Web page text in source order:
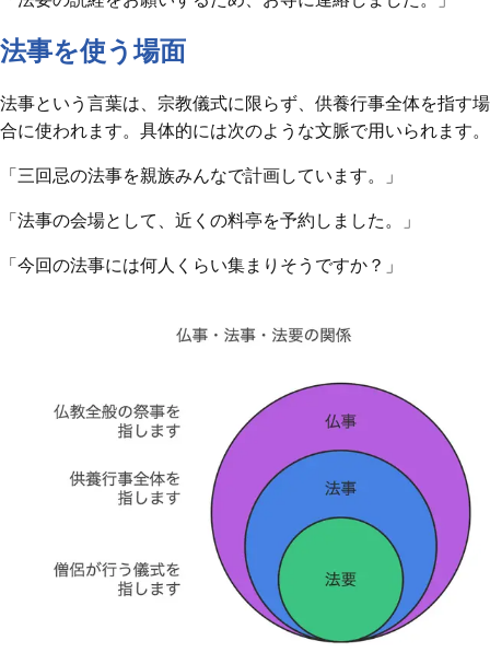
法事を使う場面
法事という言葉は、宗教儀式に限らず、供養行事全体を指す場
合に使われます。具体的には次のような文脈で用いられます。
「三回忌の法事を親族みんなで計画しています。」
「法事の会場として、近くの料亭を予約しました。」
「今回の法事には何人くらい集まりそうですか？」